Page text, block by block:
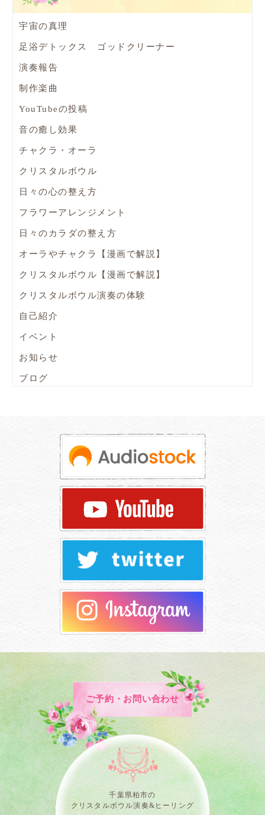
宇宙の真理
足浴デトックス ゴッドクリーナー
演奏報告
制作楽曲
YouTubeの投稿
音の癒し効果
チャクラ・オーラ
クリスタルボウル
日々の心の整え方
フラワーアレンジメント
日々のカラダの整え方
オーラやチャクラ【漫画で解説】
クリスタルボウル【漫画で解説】
クリスタルボウル演奏の体験
自己紹介
イベント
お知らせ
ブログ
ご予約・お問い合わせ
千葉県柏市の
クリスタルボウル演奏&ヒーリング